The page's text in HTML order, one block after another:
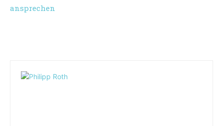
ansprechen